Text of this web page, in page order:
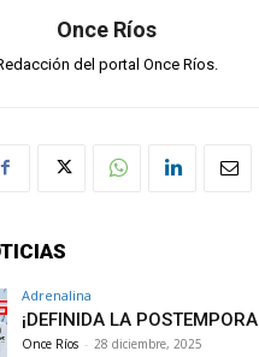
Once Ríos
del portal Once Ríos.
Adrenalina
¡DEFINIDA LA
Once Ríos - 28 diciembre, 2025